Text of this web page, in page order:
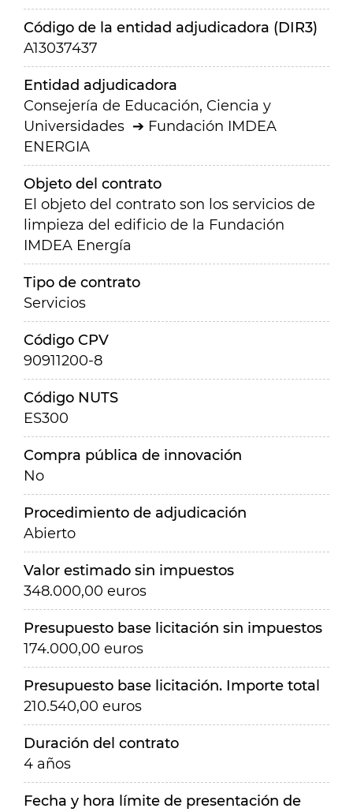
Código de la entidad adjudicadora (DIR3)
A13037437
Entidad adjudicadora
Consejería de Educación, Ciencia y
Universidades
Fundación IMDEA
ENERGIA
Objeto del contrato
El objeto del contrato son los servicios de
limpieza del edificio de la Fundación
IMDEA Energía
Tipo de contrato
Servicios
Código CPV
90911200-8
Código NUTS
ES300
Compra pública de innovación
No
Procedimiento de adjudicación
Abierto
Valor estimado sin impuestos
348.000,00 euros
Presupuesto base licitación sin impuestos
174.000,00 euros
Presupuesto base licitación. Importe total
210.540,00 euros
Duración del contrato
4 años
Fecha y hora límite de presentación de